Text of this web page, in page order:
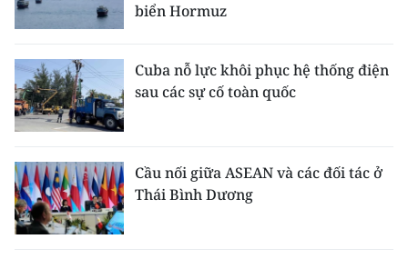
biển Hormuz
Cuba nỗ lực khôi phục hệ thống điện
sau các sự cố toàn quốc
Cầu nối giữa ASEAN và các đối tác ở
Thái Bình Dương